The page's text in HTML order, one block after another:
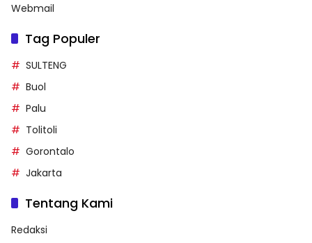
Webmail
Tag Populer
SULTENG
Buol
Palu
Tolitoli
Gorontalo
Jakarta
Tentang Kami
Redaksi